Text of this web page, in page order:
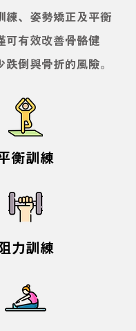
練、姿勢矯正及平衡
可有效改善骨骼健
跌倒與骨折的風險。
衡訓練
​阻力訓練